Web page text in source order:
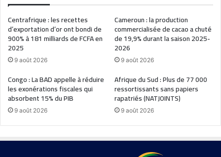
Centrafrique : les recettes
d’exportation d’or ont bondi de
900% à 181 milliards de FCFA en
2025
9 août 2026
Cameroun : la production
commercialisée de cacao a chuté
de 19,9% durant la saison 2025-
2026
9 août 2026
Congo : La BAD appelle à réduire
les exonérations fiscales qui
absorbent 15% du PIB
9 août 2026
Afrique du Sud : Plus de 77 000
ressortissants sans papiers
rapatriés (NATJOINTS)
9 août 2026